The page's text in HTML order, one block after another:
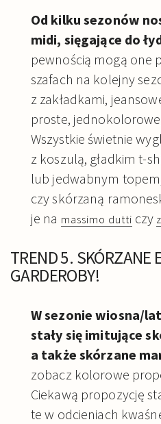
Od kilku sezonów
midi, sięgające do
pewnością mogą one
szafach na kolejny
z zakładkami,
proste,
Wszystkie świetnie
z koszulą, gładkim t-
lub jedwabnym
czy skórzaną
je na massimo dutti czy
TREND 5. SKÓRZANE
GARDEROBY!
W sezonie wiosna/
stały się imitujące
a także skórzane
zobacz kolorowe
Ciekawą propozycję
te w odcieniach